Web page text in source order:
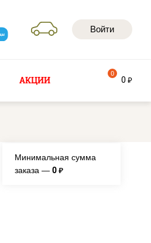
Войти
АКЦИИ 0 руб
0
Минимальная сумма
заказа — 0 руб.